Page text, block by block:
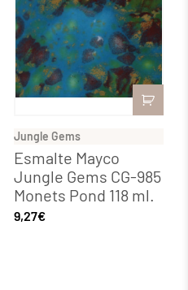
Jungle Gems
Esmalte Mayco
Jungle Gems CG-985
Monets Pond 118 ml.
9,27€